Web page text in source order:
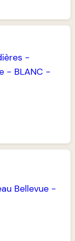
-
- BLANC -
Bellevue-